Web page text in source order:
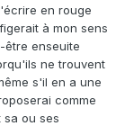
en rouge
à mon sens
être enseuite
ne trouvent
s'il en a une
comme
ou ses